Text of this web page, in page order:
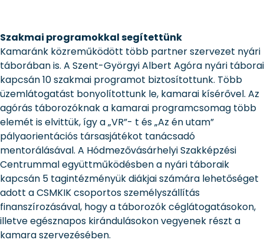
Szakmai programokkal segítettünk
Kamaránk közreműködött több partner szervezet nyári
táborában is. A Szent-Györgyi Albert Agóra nyári táborai
kapcsán 10 szakmai programot biztosítottunk. Több
üzemlátogatást bonyolítottunk le, kamarai kísérővel. Az
agórás táborozóknak a kamarai programcsomag több
elemét is elvittük, így a „VR”- t és „Az én utam”
pályaorientációs társasjátékot tanácsadó
mentorálásával. A Hódmezővásárhelyi Szakképzési
Centrummal együttműködésben a nyári táboraik
kapcsán 5 tagintézményük diákjai számára lehetőséget
adott a CSMKIK csoportos személyszállítás
finanszírozásával, hogy a táborozók céglátogatásokon,
illetve egésznapos kirándulásokon vegyenek részt a
kamara szervezésében.